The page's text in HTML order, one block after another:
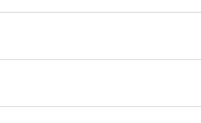
Atelier SAV